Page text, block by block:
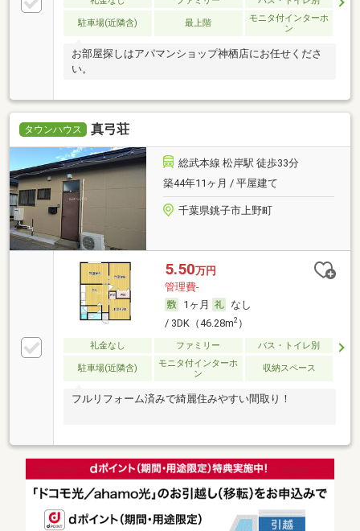
駐車場(近隣含) 最上階
モニタ付インターホ
ン
お部屋探しはアパマンショップ神栖店にお任せくださ
い。
タウンハウス 真弓荘
総武本線 松岸駅 徒歩33分
築44年11ヶ月 / 平屋建て
千葉県銚子市上野町
5.50万円
管理費-
1ヶ月
なし
/ 3DK（46.28m2）
礼金なし ファミリー バス・トイレ別
駐車場(近隣含)
モニタ付インターホ
ン
収納スペース
フルリフォーム済みで綺麗住みやすい間取り！